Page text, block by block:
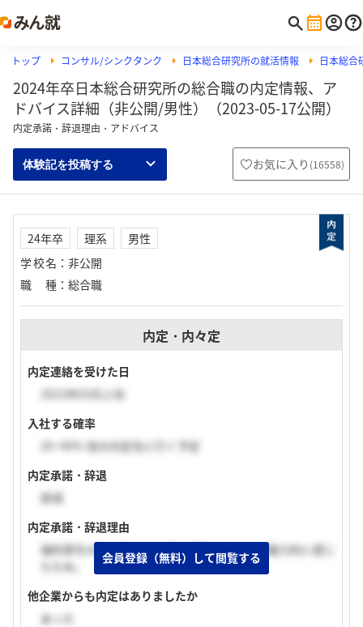
トップ コンサル/シンクタンク 日本総合研究所の就活情報 日本総合
2024年卒日本総合研究所の総合職の内定情報、ア
ドバイス詳細（非公開/男性）（2023-05-17公開）
内定承諾・辞退理由・アドバイス
体験記を投稿する お気に入り (16558)
24年卒 理系
男性
学校名 ： 非公開
職種 ： 総合職
内定・内々定
内定連絡を受けた日
2023年03月上旬
入社する確率
20~40% 他の内定先に行く予定
内定承諾・辞退
辞退
内定承諾・辞退理由
福利厚生の面や働き方の面で同業他社の方が魅力的に感じ
たため。
他企業からも内定はありましたか
あった
会員登録（無料）して閲覧する